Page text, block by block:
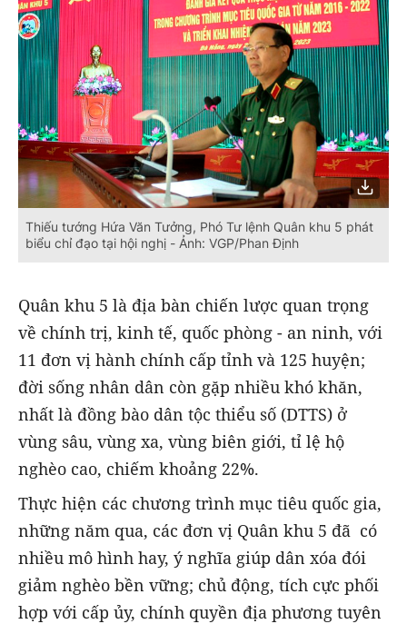
Thiếu tướng Hứa Văn Tưởng, Phó Tư lệnh Quân khu 5 phát
biểu chỉ đạo tại hội nghị - Ảnh: VGP/Phan Định
Quân khu 5 là địa bàn chiến lược quan trọng
về chính trị, kinh tế, quốc phòng - an ninh, với
11 đơn vị hành chính cấp tỉnh và 125 huyện;
đời sống nhân dân còn gặp nhiều khó khăn,
nhất là đồng bào dân tộc thiểu số (DTTS) ở
vùng sâu, vùng xa, vùng biên giới, tỉ lệ hộ
nghèo cao, chiếm khoảng 22%.
Thực hiện các chương trình mục tiêu quốc gia,
những năm qua, các đơn vị Quân khu 5 đã có
nhiều mô hình hay, ý nghĩa giúp dân xóa đói
giảm nghèo bền vững; chủ động, tích cực phối
hợp với cấp ủy, chính quyền địa phương tuyên